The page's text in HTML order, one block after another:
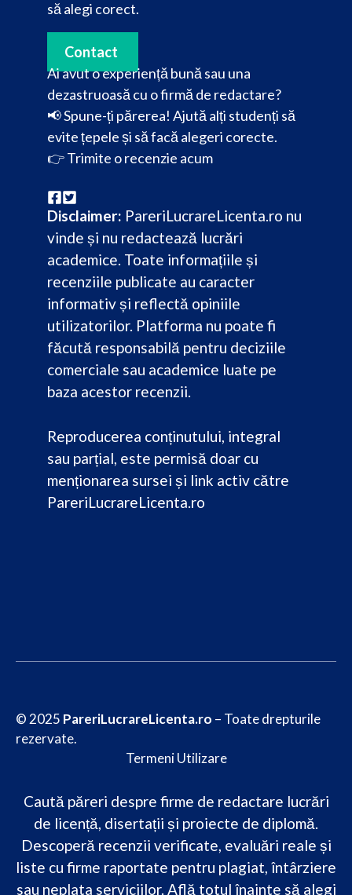
să alegi corect.
Contact
Ai avut o experiență bună sau una
dezastruoasă cu o firmă de redactare?
📢 Spune-ți părerea! Ajută alți studenți să
evite țepele și să facă alegeri corecte.
👉Trimite o recenzie acum
Disclaimer: PareriLucrareLicenta.ro nu
vinde și nu redactează lucrări
academice. Toate informațiile și
recenziile publicate au caracter
informativ și reflectă opiniile
utilizatorilor. Platforma nu poate fi
făcută responsabilă pentru deciziile
comerciale sau academice luate pe
baza acestor recenzii.
Reproducerea conținutului, integral
sau parțial, este permisă doar cu
menționarea sursei și link activ către
PareriLucrareLicenta.ro
© 2025 PareriLucrareLicenta.ro – Toate drepturile
rezervate.
Termeni Utilizare
Caută păreri despre firme de redactare lucrări
de licență, disertații și proiecte de diplomă.
Descoperă recenzii verificate, evaluări reale și
liste cu firme raportate pentru plagiat, întârziere
sau neplata serviciilor. Află totul înainte să alegi